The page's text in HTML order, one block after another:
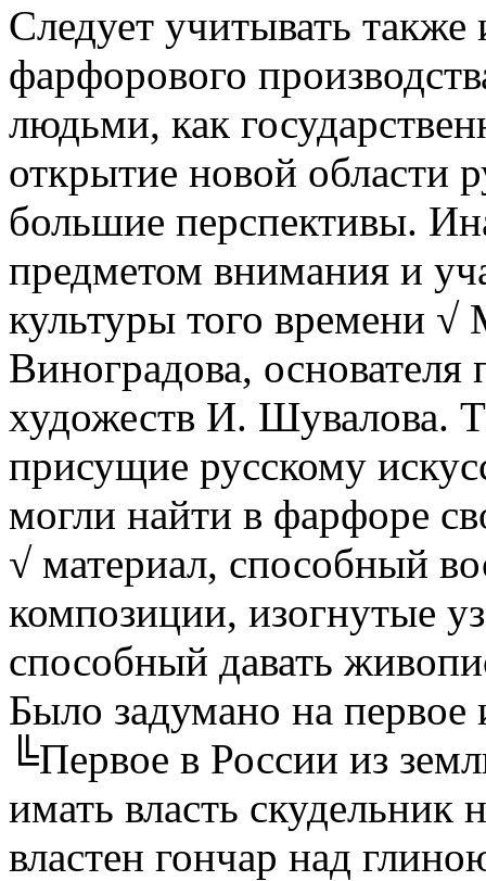
Следует учитывать также
фарфорового
людьми, как
открытие новой области
большие перспективы.
предметом внимания и
культуры того времени
Виноградова,
художеств И. Шувалова.
присущие русскому
могли найти в фарфоре
√ материал, способный
композиции, изогнутые
способный давать
Было задумано на первое
╚Первое в России из
имать власть скудельник
властен гончар над